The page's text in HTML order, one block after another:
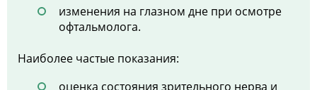
изменения на глазном дне при осмотре
офтальмолога.
Наиболее частые показания:
оценка состояния зрительного нерва и